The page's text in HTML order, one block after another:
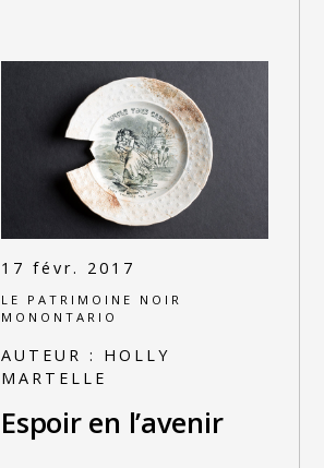
17 févr. 2017
LE PATRIMOINE NOIR
MONONTARIO
AUTEUR : HOLLY
MARTELLE
Espoir en l’avenir